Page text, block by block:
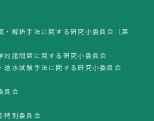
・解析手法に関する研究小委員会（第
的諸問題に関する研究小委員会
透水試験手法に関する研究小委員会
員会
特別委員会